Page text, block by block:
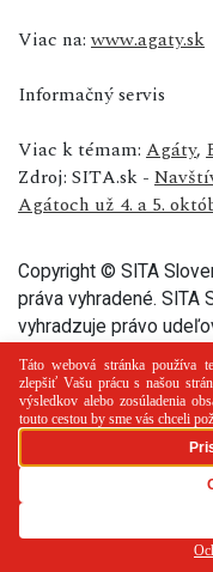
Viac na:www.agaty.sk
Informačný servis
Viac k témam: Agáty,
Zdroj: SITA.sk -
Agátoch už 4. a 5.
Copyright © SITA
práva vyhradené. SITA
vyhradzuje právo
PR článok
používania cookies